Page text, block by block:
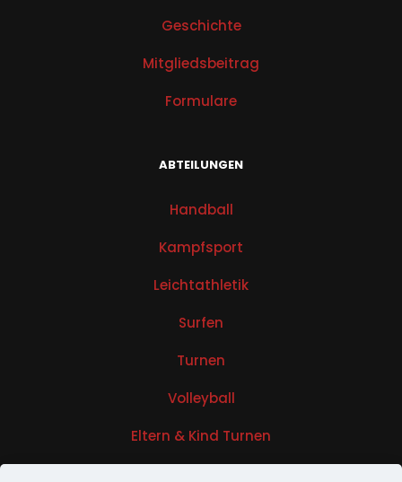
Geschichte
Mitgliedsbeitrag
Formulare
ABTEILUNGEN
Handball
Kampfsport
Leichtathletik
Surfen
Turnen
Volleyball
Eltern & Kind Turnen